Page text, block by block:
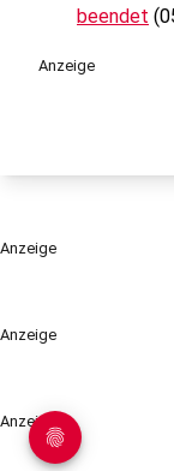
Anzeige
Anzeige
beendet
Anzeige
Anzeige